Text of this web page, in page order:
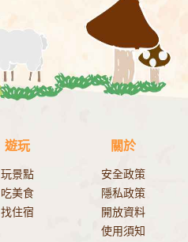
遊玩
玩景點
吃美食
找住宿
關於
安全政策
隱私政策
開放資料
使用須知